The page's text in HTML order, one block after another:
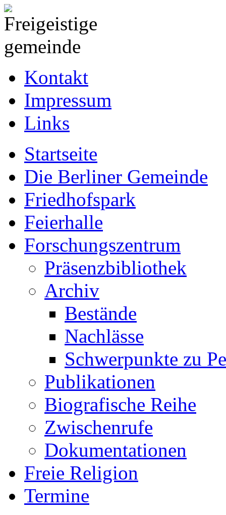
Kontakt
Impressum
Links
Startseite
Die Berliner Gemeinde
Friedhofspark
Feierhalle
Forschungszentrum
Präsenzbibliothek
Archiv
Bestände
Nachlässe
Schwerpunkte zu
Publikationen
Biografische Reihe
Zwischenrufe
Dokumentationen
Freie Religion
Termine